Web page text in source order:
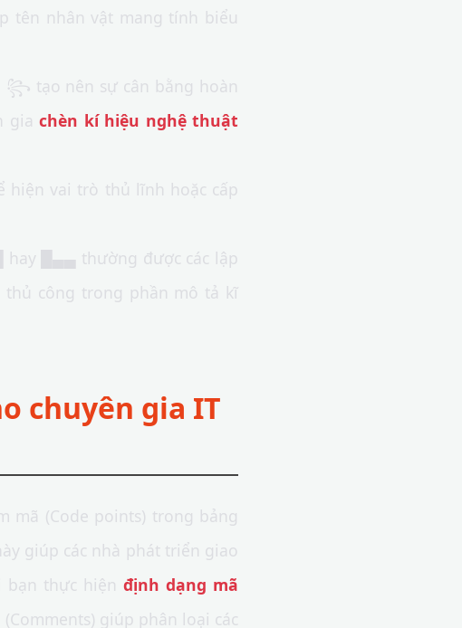
tên nhân vật mang tính biểu
nên sự cân bằng hoàn
giachèn kí hiệu nghệ thuật
vai trò thủ lĩnh hoặc cấp
█▄▄ thường được các lập
thủ công trong phần mô tả kĩ
chuyên gia IT
mã (Code points) trong bảng
giúp các nhà phát triển giao
bạn thực hiện định dạng mã
giúp phân loại các